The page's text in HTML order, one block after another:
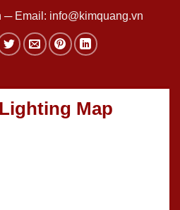
─ Email: info@kimquang.vn
Map